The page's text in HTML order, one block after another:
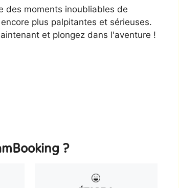
des moments inoubliables de
plus palpitantes et sérieuses.
et plongez dans l'aventure !
?